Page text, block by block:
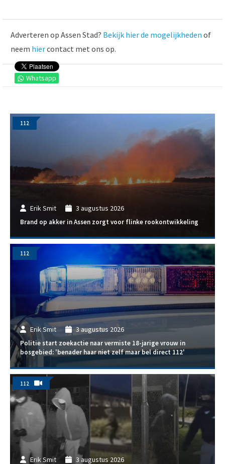
Whatsapp
Adverteren op Assen Stad? Bekijk hier de mogelijkheden of
neem hiercontact met ons op.
Erik Smit 3 augustus 2026
Brand op akker in Assen zorgt voor flinke rookontwikkeling
112
Erik Smit 3 augustus 2026
Politie start zoekactie naar vermiste 18-jarige vrouw in
bosgebied: 'benader haar niet zelf maar bel direct 112'
112
Erik Smit 3 augustus 2026
112